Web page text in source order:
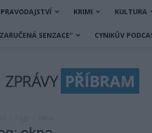
KRIMI KULTURA
SENZACE“ CYNIKŮV
Příbram